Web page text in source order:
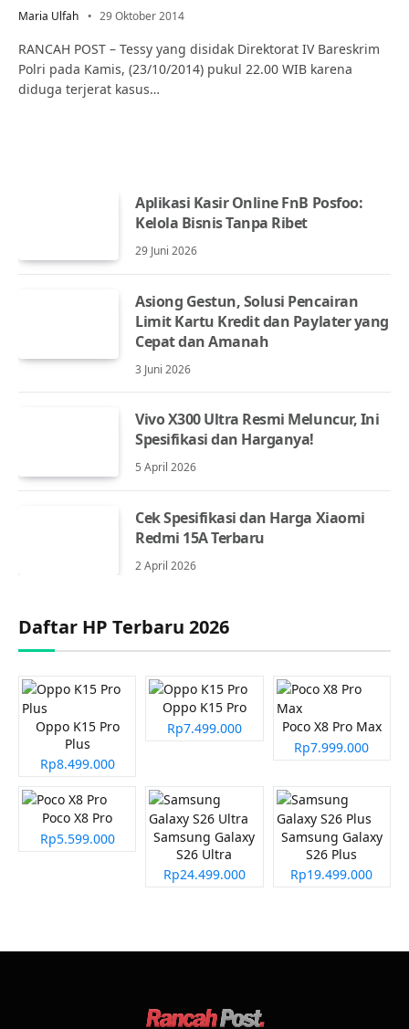
Maria Ulfah 29 Oktober 2014
RANCAH POST – Tessy yang disidak Direktorat IV Bareskrim
Polri pada Kamis, (23/10/2014) pukul 22.00 WIB karena
diduga terjerat kasus…
Aplikasi Kasir Online FnB Posfoo:
Kelola Bisnis Tanpa Ribet
29 Juni 2026
Asiong Gestun, Solusi Pencairan
Limit Kartu Kredit dan Paylater yang
Cepat dan Amanah
3 Juni 2026
Vivo X300 Ultra Resmi Meluncur, Ini
Spesifikasi dan Harganya!
5 April 2026
Cek Spesifikasi dan Harga Xiaomi
Redmi 15A Terbaru
2 April 2026
Daftar HP Terbaru 2026
Oppo K15 Pro
Plus
Rp8.499.000
Oppo K15 Pro
Rp7.499.000
Poco X8 Pro Max
Rp7.999.000
Poco X8 Pro
Rp5.599.000
Samsung Galaxy
S26 Ultra
Rp24.499.000
Samsung Galaxy
S26 Plus
Rp19.499.000